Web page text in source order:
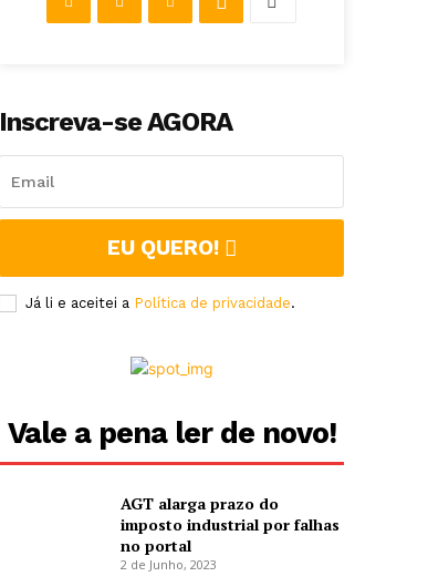
Inscreva-se AGORA
EU QUERO!
Já li e aceitei a Política de privacidade.
Vale a pena ler de novo!
AGT alarga prazo do
imposto industrial por falhas
no portal
2 de Junho, 2023